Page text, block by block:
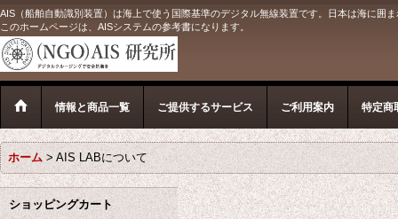
AIS（船舶自動識別装置）は海上で使う国際基準のデジタル無線装置です。日本は海に囲
このホームページは、AISシステムの参考書になります。
情報と商品一覧 ご提供するサービス ご利用案内 特定商
ホーム > AIS LABについて
ショッピングカート